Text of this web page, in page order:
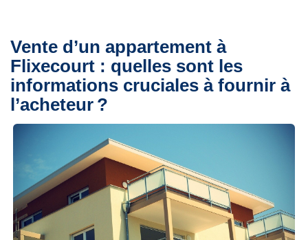
Vente d’un appartement à
Flixecourt : quelles sont les
informations cruciales à fournir à
l’acheteur ?